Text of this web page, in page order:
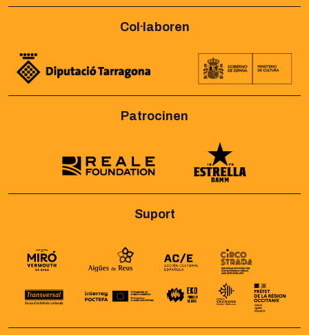
Col·laboren
Patrocinen
Suport